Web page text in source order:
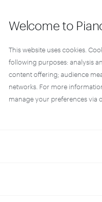
Piano.
Welcome to
This website uses cookies.
following purposes: analysis
content offering; audience
networks. For more
manage your preferences via